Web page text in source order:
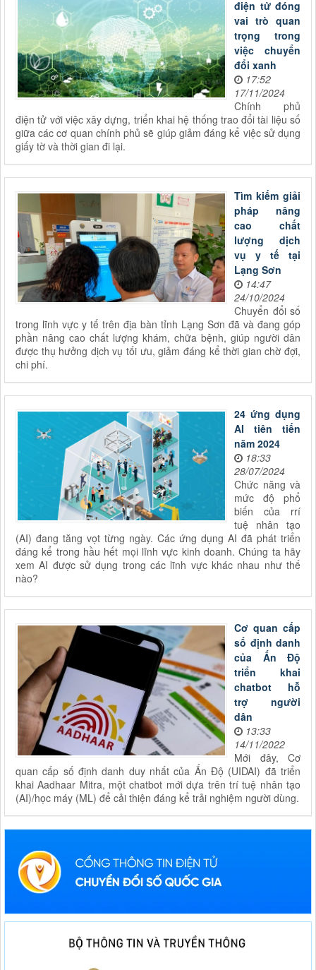
điện tử đóng
vai trò quan
trọng trong
việc chuyển
đổi xanh
17:52
17/11/2024
Chính phủ
điện tử với việc xây dựng, triển khai hệ thống trao đổi tài liệu số
giữa các cơ quan chính phủ sẽ giúp giảm đáng kể việc sử dụng
giấy tờ và thời gian đi lại.
Tìm kiếm giải
pháp nâng
cao chất
lượng dịch
vụ y tế tại
Lạng Sơn
14:47
24/10/2024
Chuyển đổi số
trong lĩnh vực y tế trên địa bàn tỉnh Lạng Sơn đã và đang góp
phần nâng cao chất lượng khám, chữa bệnh, giúp người dân
được thụ hưởng dịch vụ tối ưu, giảm đáng kể thời gian chờ đợi,
chi phí.
24 ứng dụng
AI tiên tiến
năm 2024
18:33
28/07/2024
Chức năng và
mức độ phổ
biến của rrí
tuệ nhân tạo
(AI) đang tăng vọt từng ngày. Các ứng dụng AI đã phát triển
đáng kể trong hầu hết mọi lĩnh vực kinh doanh. Chúng ta hãy
xem AI được sử dụng trong các lĩnh vực khác nhau như thế
nào?
Cơ quan cấp
số định danh
của Ấn Độ
triển khai
chatbot hỗ
trợ người
dân
13:33
14/11/2022
Mới đây, Cơ
quan cấp số định danh duy nhất của Ấn Độ (UIDAI) đã triển
khai Aadhaar Mitra, một chatbot mới dựa trên trí tuệ nhân tạo
(AI)/học máy (ML) để cải thiện đáng kể trải nghiệm người dùng.